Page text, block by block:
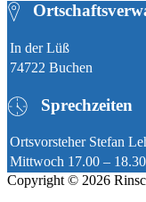
In der Lüß
74722 Buchen
Sprechzeiten
Ortsvorsteher Stefan
Mittwoch 17.00 –
Copyright © 2026